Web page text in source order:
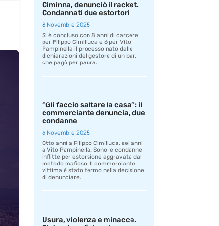
Ciminna, denunciò il racket.
Condannati due estortori
8 Novembre 2025
Si è concluso con 8 anni di carcere
per Filippo Cimilluca e 6 per Vito
Pampinella il processo nato dalle
dichiarazioni del gestore di un bar,
che pagò per paura.
“Gli faccio saltare la casa”: il
commerciante denuncia, due
condanne
6 Novembre 2025
Otto anni a Filippo Cimilluca, sei anni
a Vito Pampinella. Sono le condanne
inflitte per estorsione aggravata dal
metodo mafioso. Il commerciante
vittima è stato fermo nella decisione
di denunciare.
Usura, violenza e minacce.